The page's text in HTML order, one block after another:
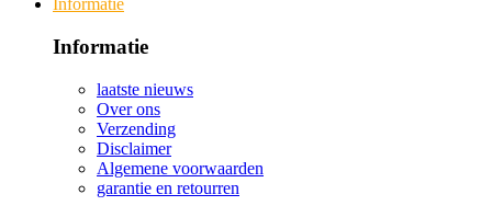
Informatie
Informatie
laatste nieuws
Over ons
Verzending
Disclaimer
Algemene voorwaarden
garantie en retourren